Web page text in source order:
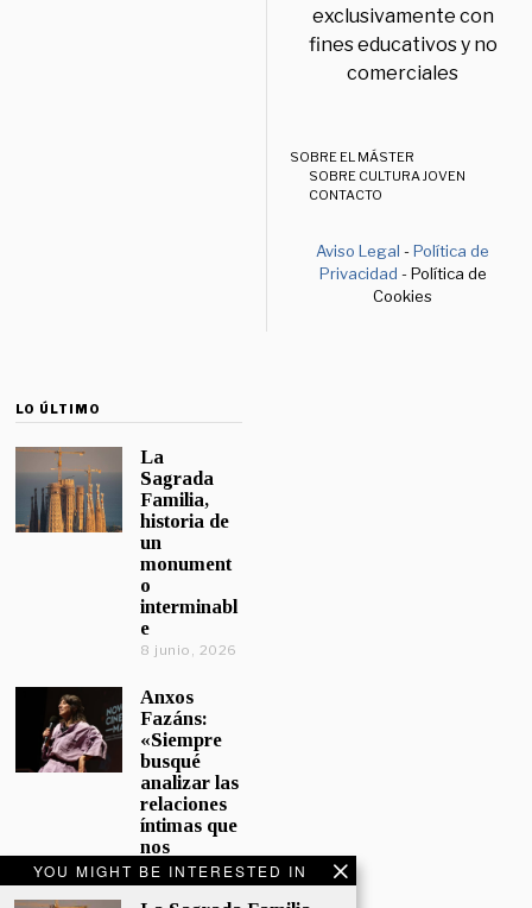
YOU MIGHT BE INTERESTED IN
exclusivamente con
fines educativos y no
comerciales
SOBRE EL MÁSTER
SOBRE CULTURA JOVEN
CONTACTO
Aviso Legal -Política de
Privacidad - Política de
Cookies
LO ÚLTIMO
La
Sagrada
Familia,
historia de
un
monument
o
interminabl
e
8 junio, 2026
Anxos
Fazáns:
«Siempre
busqué
analizar las
relaciones
íntimas que
nos
afectan»
5 junio, 2026